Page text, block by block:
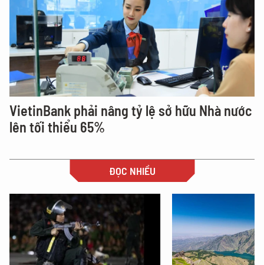
VietinBank phải nâng tỷ lệ sở hữu Nhà nước
lên tối thiểu 65%
ĐỌC NHIỀU